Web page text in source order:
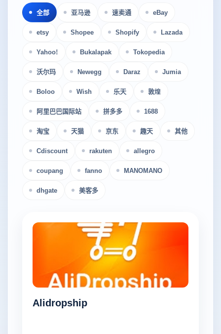
全部 亚马逊 速卖通 eBay
etsy Shopee Shopify Lazada
Yahoo! Bukalapak Tokopedia
沃尔玛 Newegg Daraz Jumia
Boloo Wish 乐天 敦煌
阿里巴巴国际站 拼多多 1688
淘宝 天猫 京东 趣天 其他
Cdiscount rakuten allegro
coupang fanno MANOMANO
dhgate 美客多
Alidropship